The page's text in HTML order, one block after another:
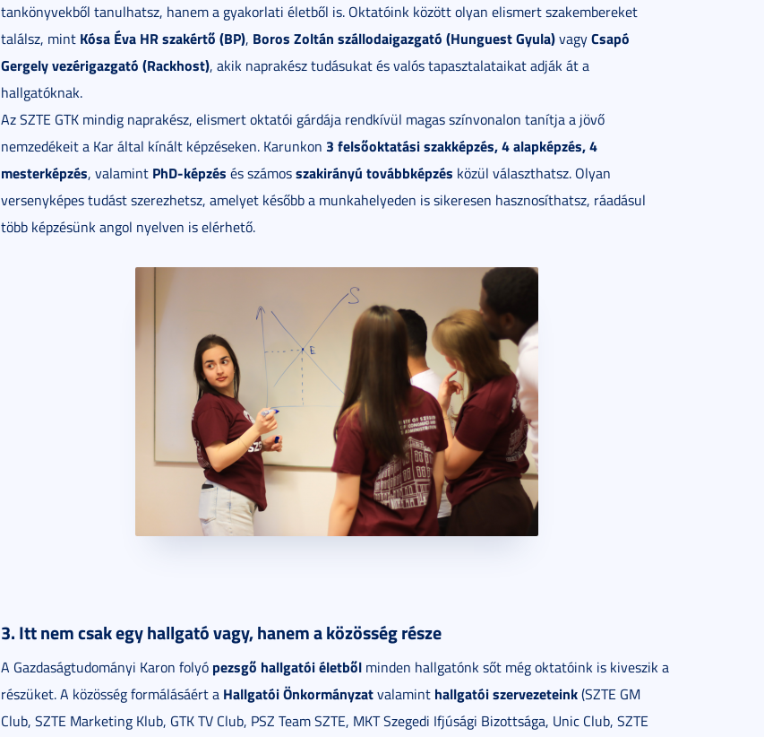
tankönyvekből tanulhatsz, hanem a gyakorlati életből is. Oktatóink között olyan elismert szakembereket
találsz, mint Kósa Éva HR szakértő (BP), Boros Zoltán szállodaigazgató (Hunguest Gyula)vagyCsapó
Gergely vezérigazgató (Rackhost), akik naprakész tudásukat és valós tapasztalataikat adják át a
hallgatóknak.
Az SZTE GTK mindig naprakész, elismert oktatói gárdája rendkívül magas színvonalon tanítja a jövő
nemzedékeit a Kar által kínált képzéseken. Karunkon 3 felsőoktatási szakképzés, 4 alapképzés, 4
mesterképzés, valamint PhD-képzés és számosszakirányú továbbképzés közül választhatsz. Olyan
versenyképes tudást szerezhetsz, amelyet később a munkahelyeden is sikeresen hasznosíthatsz, ráadásul
több képzésünk angol nyelven is elérhető.
3. Itt nem csak egy hallgató vagy, hanem a közösség része
A Gazdaságtudományi Karon folyó pezsgő hallgatói életből minden hallgatónk sőt még oktatóink is kiveszik a
részüket. A közösség formálásáért a Hallgatói Önkormányzatvalamint hallgatói szervezeteink(SZTE GM
Club, SZTE Marketing Klub, GTK TV Club, PSZ Team SZTE, MKT Szegedi Ifjúsági Bizottsága, Unic Club, SZTE